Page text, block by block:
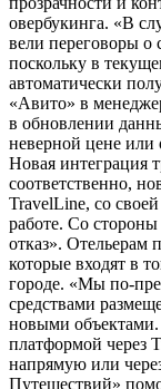
овербукинга. «В
вели переговоры о
поскольку в
автоматически
«Авито» в
в обновлении
неверной цене
Новая интеграция
соответственно,
TravelLine, со
работе. Со
отказ». Отельерам
которые входят в
городе. «Мы по-
средствами
новыми
платформой через
напрямую или
Путешествий»